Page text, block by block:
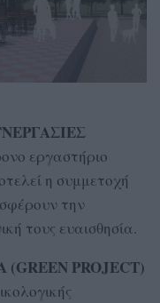
εργαστήριο
η συμμετοχή
την
τους ευαισθησία.
PROJECT)